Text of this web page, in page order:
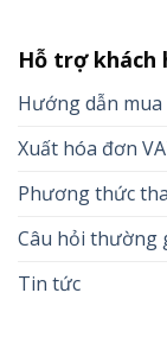
Hỗ trợ khách
Hướng dẫn
Xuất hóa đơn
Phương thức
Câu hỏi thường
Tin tức